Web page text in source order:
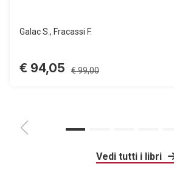
Galac S., Fracassi F.
€ 94,05 € 99,00
Vedi tutti i libri